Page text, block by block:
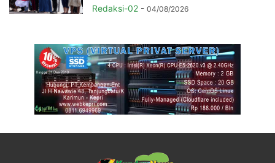
Redaksi-02 - 04/08/2026